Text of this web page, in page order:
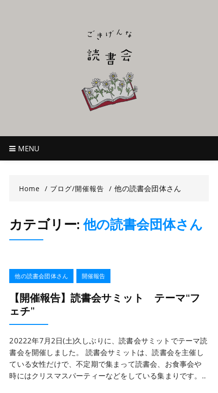
ごきげんな読
~児童書好き主催者によるオールジャンルOK！のんびり読書会~
MENU
Home ブログ/開催報告 他の読書会団体さん
カテゴリー:他の読書会団体さん
他の読書会団体さん 開催報告
【開催報告】読書会サミット テーマ“フ
ェチ”
20222年7月2日(土)久しぶりに、読書会サミットでテーマ読
書会を開催しました。 読書会サミットは、読書会を主催し
ている女性だけで、不定期で集まって読書会、お食事会や
時にはクリスマスパーティーなどをしている集まりです。..